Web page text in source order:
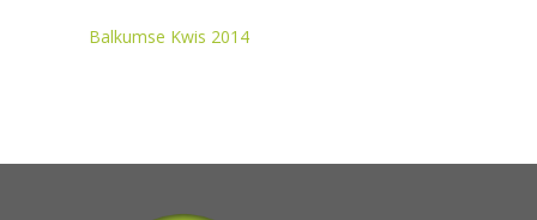
Balkumse Kwis 2014